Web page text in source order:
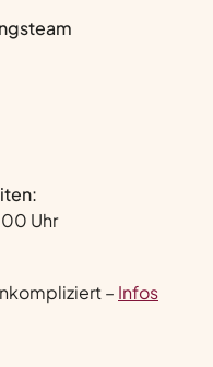
Uhr
– Infos